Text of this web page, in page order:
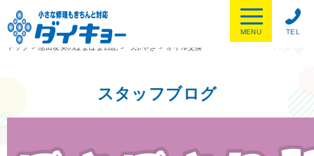
TEL
MENU
トップ
> 池田友美のぽよぽよ日記 > つぶやき > オイル交換
スタッフブログ